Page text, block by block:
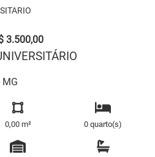
3.500,00
MG
0,00 m² 0 quarto(s)